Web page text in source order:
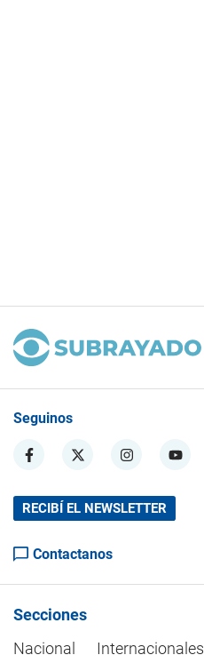
Seguinos
RECIBÍ EL NEWSLETTER
Contactanos
Secciones
Nacional
Internacionales